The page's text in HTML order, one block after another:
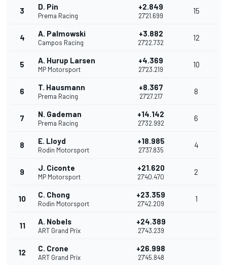
3 D. Pin
Prema Racing
+2.849
27'21.699
15
4 A. Palmowski
Campos Racing
+3.882
27'22.732
12
5 A. Hurup Larsen
MP Motorsport
+4.369
27'23.219
10
6 T. Hausmann
Prema Racing
+8.367
27'27.217
8
7 N. Gademan
Prema Racing
+14.142
27'32.992
6
8 E. Lloyd
Rodin Motorsport
+18.985
27'37.835
4
9 J. Ciconte
MP Motorsport
+21.620
27'40.470
2
10 C. Chong
Rodin Motorsport
+23.359
27'42.209
1
11 A. Nobels
ART Grand Prix
+24.389
27'43.239
12 C. Crone
ART Grand Prix
+26.998
27'45.848